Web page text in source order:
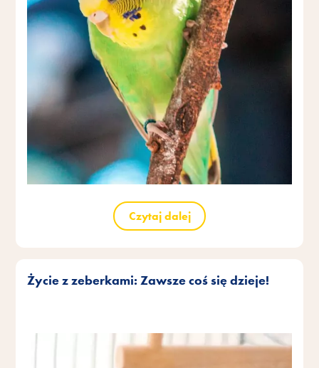
Czytaj dalej
Życie z zeberkami: Zawsze coś się dzieje!